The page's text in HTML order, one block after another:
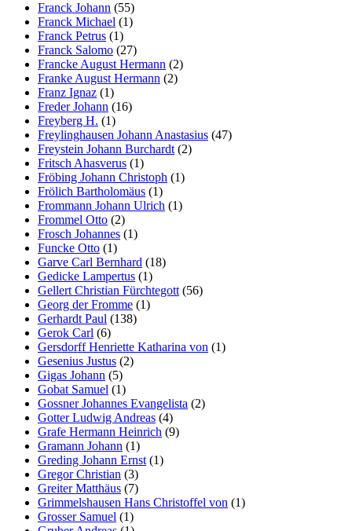
Franck Johann (55)
Franck Michael (1)
Franck Petrus (1)
Franck Salomo (27)
Francke August Hermann (2)
Franke August Hermann (2)
Franz Ignaz (1)
Freder Johann (16)
Freyberg H. (1)
Freylinghausen Johann Anastasius (47)
Freystein Johann Burchardt (2)
Fritsch Ahasverus (1)
Fröbing Johann Christoph (1)
Frölich Bartholomäus (1)
Frommann Johann Ulrich (1)
Frommel Otto (2)
Frosch Johannes (1)
Funcke Otto (1)
Garve Carl Bernhard (18)
Gedicke Lampertus (1)
Gellert Christian Fürchtegott (56)
Georg der Fromme (1)
Gerhardt Paul (138)
Gerok Carl (6)
Gersdorff Henriette Katharina von (1)
Gesenius Justus (2)
Gigas Johann (5)
Gobat Samuel (1)
Gossner Johannes Evangelista (2)
Gotter Ludwig Andreas (4)
Grafe Hermann Heinrich (9)
Gramann Johann (1)
Greding Johann Ernst (1)
Gregor Christian (3)
Greiter Matthäus (7)
Grimmelshausen Hans Christoffel von (1)
Grosser Samuel (1)